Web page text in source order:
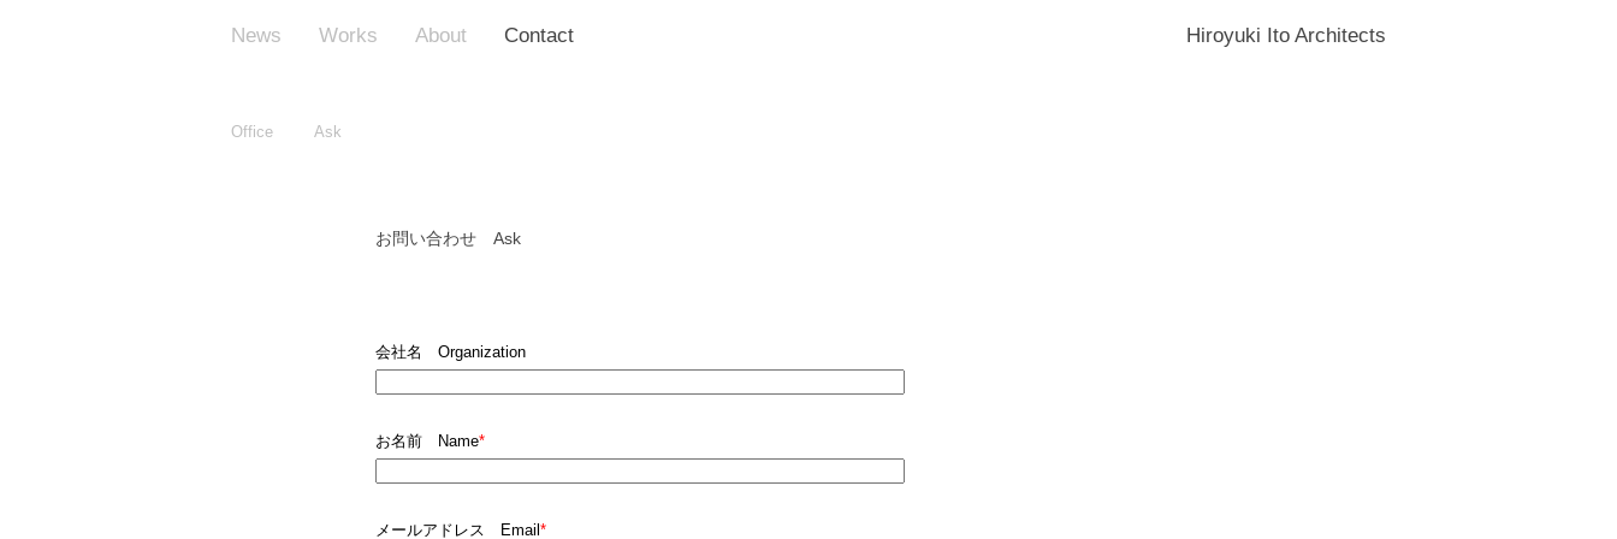
Hiroyuki Ito Architects
News Works About Contact
Office Ask
お問い合わせ Ask
会社名 Organization
お名前 Name*
メールアドレス Email *